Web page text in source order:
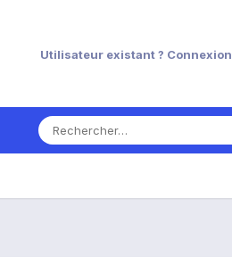
Utilisateur existant ? Connexion